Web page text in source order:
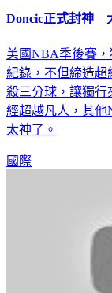
Doncic正式封神
美國NBA季後賽
紀錄，不但締造超
殺三分球，讓獨行
經超越凡人，其他
太神了。
國際